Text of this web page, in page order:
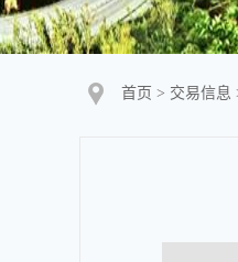
首页 > 交易信息